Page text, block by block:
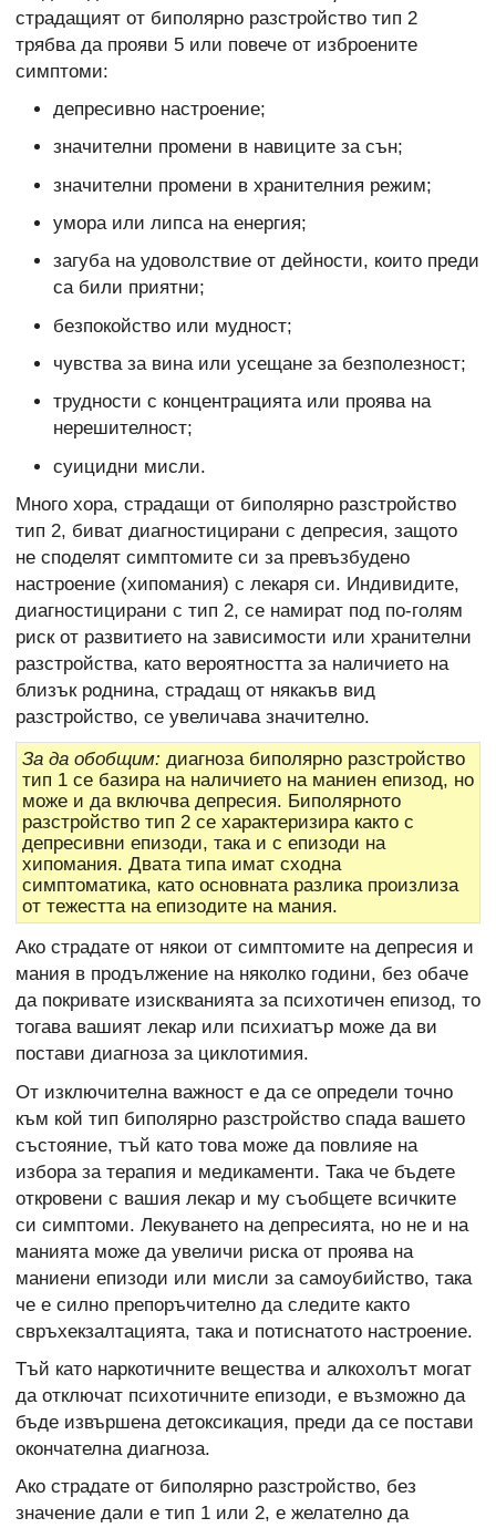
страдащият от биполярно разстройство тип 2
трябва да прояви 5 или повече от изброените
симптоми:
депресивно настроение;
значителни промени в навиците за сън;
значителни промени в хранителния режим;
умора или липса на енергия;
загуба на удоволствие от дейности, които преди
са били приятни;
безпокойство или мудност;
чувства за вина или усещане за безполезност;
трудности с концентрацията или проява на
нерешителност;
суицидни мисли.
Много хора, страдащи от биполярно разстройство
тип 2, биват диагностицирани с депресия, защото
не споделят симптомите си за превъзбудено
настроение (хипомания) с лекаря си. Индивидите,
диагностицирани с тип 2, се намират под по-голям
риск от развитието на зависимости или хранителни
разстройства, като вероятността за наличието на
близък роднина, страдащ от някакъв вид
разстройство, се увеличава значително.
За да обобщим: диагноза биполярно разстройство
тип 1 се базира на наличието на маниен епизод, но
може и да включва депресия. Биполярното
разстройство тип 2 се характеризира както с
депресивни епизоди, така и с епизоди на
хипомания. Двата типа имат сходна
симптоматика, като основната разлика произлиза
от тежестта на епизодите на мания.
Ако страдате от някои от симптомите на депресия и
мания в продължение на няколко години, без обаче
да покривате изискванията за психотичен епизод, то
тогава вашият лекар или психиатър може да ви
постави диагноза за циклотимия.
От изключителна важност е да се определи точно
към кой тип биполярно разстройство спада вашето
състояние, тъй като това може да повлияе на
избора за терапия и медикаменти. Така че бъдете
откровени с вашия лекар и му съобщете всичките
си симптоми. Лекуването на депресията, но не и на
манията може да увеличи риска от проява на
маниени епизоди или мисли за самоубийство, така
че е силно препоръчително да следите както
свръхекзалтацията, така и потиснатото настроение.
Тъй като наркотичните вещества и алкохолът могат
да отключат психотичните епизоди, е възможно да
бъде извършена детоксикация, преди да се постави
окончателна диагноза.
Ако страдате от биполярно разстройство, без
значение дали е тип 1 или 2, е желателно да